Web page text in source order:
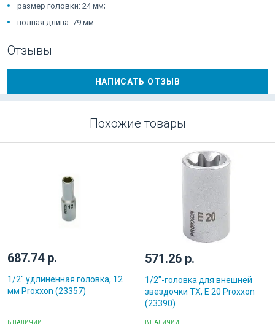
размер головки: 24 мм;
полная длина: 79 мм.
Отзывы
НАПИСАТЬ ОТЗЫВ
Похожие товары
687.74 р.
1/2" удлиненная головка, 12
мм Proxxon (23357)
В НАЛИЧИИ
571.26 р.
1/2"-головка для внешней
звездочки ТХ, E 20 Proxxon
(23390)
В НАЛИЧИИ